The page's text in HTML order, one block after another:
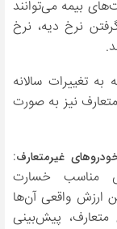
بیمه می‌توانند
نرخ دیه، نرخ
به تغییرات سالانه
نیز به صورت
غیرمتعارف:
مناسب خسارت
ارزش واقعی آن‌ها
پیش‌بینی